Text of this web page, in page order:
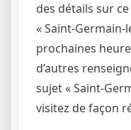
des détails sur
« Saint-Germain-
prochaines
d’autres
sujet « Saint-
visitez de façon